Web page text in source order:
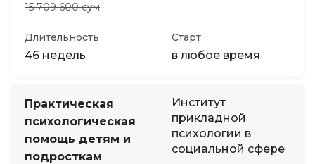
15 709 600 сум
Длительность
46 недель
Старт
в любое время
Практическая
психологическая
помощь детям и
подросткам
Институт
прикладной
психологии в
социальной сфере